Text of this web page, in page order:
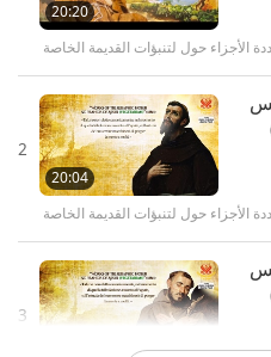
20:20
سلسلة متعددة الأجزاء حول لتنبؤات القديمة الخاصة
2
20:04
سلسلة متعددة الأجزاء حول لتنبؤات القديمة الخاصة
3